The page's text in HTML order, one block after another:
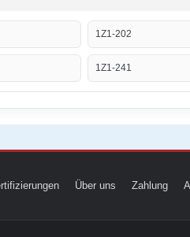
1Z1-202
1Z1-241
Über uns Zahlung